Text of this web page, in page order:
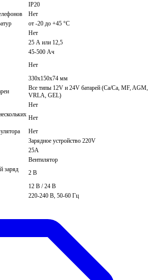
IP20
Нет
от -20 до +45 °C
Нет
25 А или 12,5
45-500 Ач
Нет
330x150x74 мм
Все типы 12V и 24V батарей (Сa/Ca, MF, AGM,
VRLA, GEL)
Нет
Нет
Нет
Зарядное устройство 220V
25А
Вентилятор
заряд
2 В
12 В / 24 В
220-240 В, 50-60 Гц